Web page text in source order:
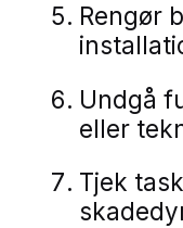
Rengør
Undgå
eller
Tjek